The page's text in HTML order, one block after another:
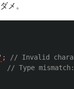
メ。
' ;
// Invalid
// Type